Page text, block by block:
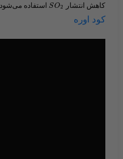
کاهش انتشار ​
SO2 ​ استفاده می‌شود.
کود اوره